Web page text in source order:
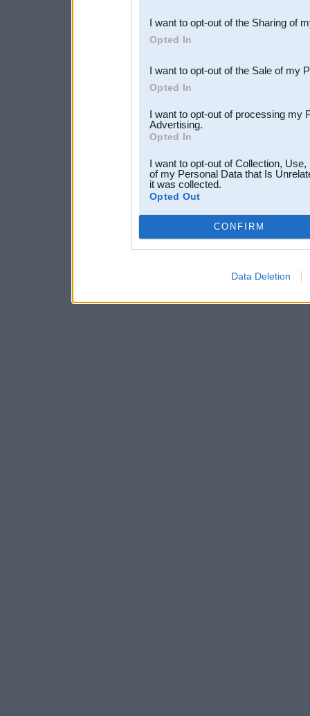
Downstream Participants
third parties.
I want to opt-out of the Sharing of
Opted In
I want to opt-out of the Sale of my
Opted In
I want to opt-out of processing my
Advertising.
Opted In
I want to opt-out of Collection,
of my Personal Data that Is
it was collected.
Opted Out
CONFIRM
Data Deletion